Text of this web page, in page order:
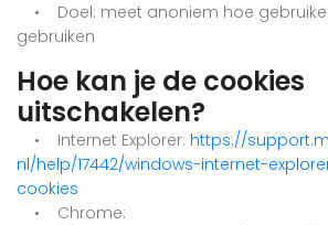
• Doel: meet anoniem hoe
gebruiken
Hoe kan je de cookies
uitschakelen?
• Internet Explorer: https://
nl/help/17442/windows-internet-
cookies
• Chrome: